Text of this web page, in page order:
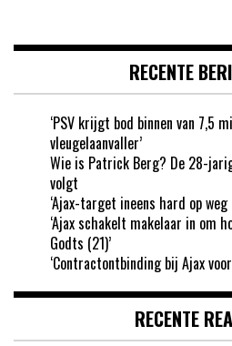
RECENTE
‘PSV krijgt bod binnen van 7,5
vleugelaanvaller’
Wie is Patrick Berg? De 28-
volgt
‘Ajax-target ineens hard op weg
‘Ajax schakelt makelaar in om
Godts (21)’
‘Contractontbinding bij Ajax
RECENTE